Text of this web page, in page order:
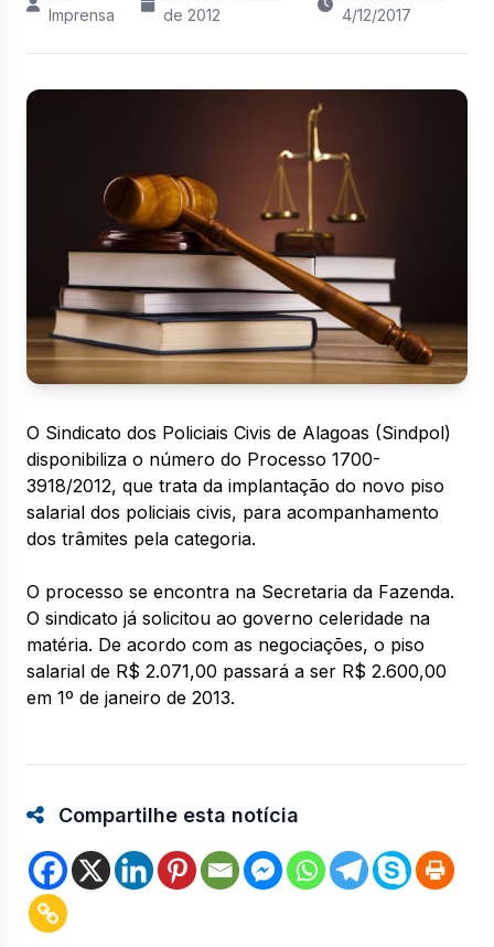
Imprensa
de 2012
4/12/2017
O Sindicato dos Policiais Civis de Alagoas (Sindpol)
disponibiliza o número do Processo 1700-
3918/2012, que trata da implantação do novo piso
salarial dos policiais civis, para acompanhamento
dos trâmites pela categoria.
O processo se encontra na Secretaria da Fazenda.
O sindicato já solicitou ao governo celeridade na
matéria. De acordo com as negociações, o piso
salarial de R$ 2.071,00 passará a ser R$ 2.600,00
em 1º de janeiro de 2013.
Compartilhe esta notícia